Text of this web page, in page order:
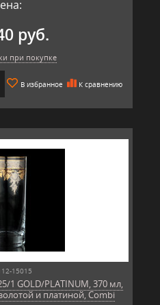
руб.
при покупке
В избранное К сравнению
15015
1 GOLD/PLATINUM, 370 мл,
и платиной, Combi